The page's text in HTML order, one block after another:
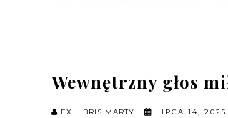
Wewnętrzny głos
EX LIBRIS MARTY LIPCA 14, 2025